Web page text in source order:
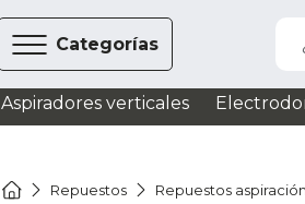
Categorías
Aspiradores verticales
Repuestos Repuestos aspiración